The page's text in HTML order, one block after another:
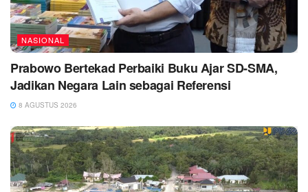
NASIONAL
Prabowo Bertekad Perbaiki Buku Ajar SD-SMA,
Jadikan Negara Lain sebagai Referensi
8 AGUSTUS 2026